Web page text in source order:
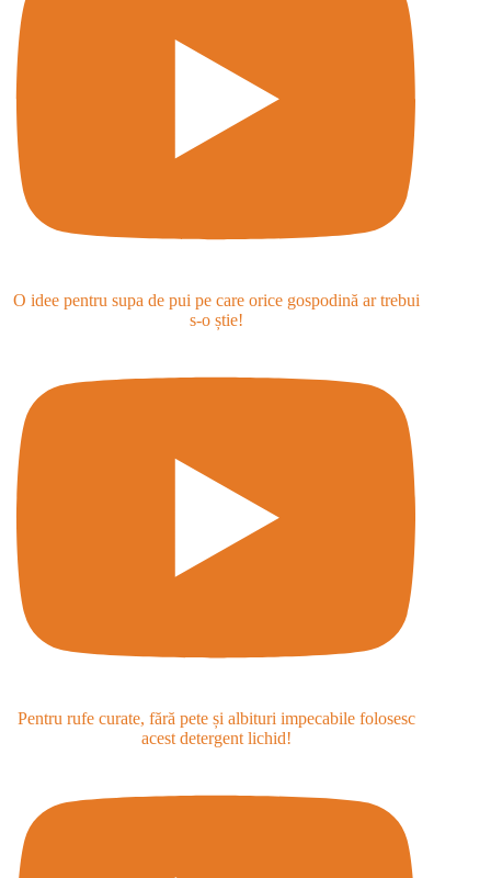
O idee pentru supa de pui pe care orice gospodină ar trebui
s-o știe!
Pentru rufe curate, fără pete și albituri impecabile folosesc
acest detergent lichid!